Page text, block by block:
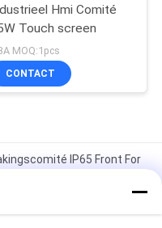
Hmi Comité
Touch screen
MOQ:1pcs
CONTACT
IP65 Front For
Ubuntu 18,04 de